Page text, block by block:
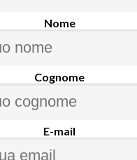
Nome
Cognome
E-mail